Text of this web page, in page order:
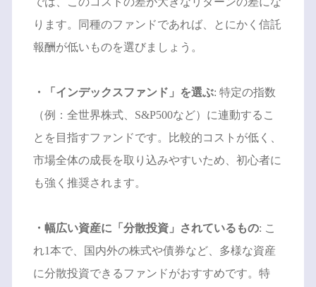
ります。同種のファンドであれば、とにかく信託
報酬が低いものを選びましょう。
・「インデックスファンド」を選ぶ: 特定の指数
（例：全世界株式、S&P500など）に連動するこ
とを目指すファンドです。比較的コストが低く、
市場全体の成長を取り込みやすいため、初心者に
も強く推奨されます。
・幅広い資産に「分散投資」されているもの: こ
れ1本で、国内外の株式や債券など、多様な資産
に分散投資できるファンドがおすすめです。特